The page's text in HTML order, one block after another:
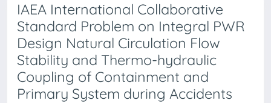
IAEA International Collaborative
Standard Problem on Integral PWR
Design Natural Circulation Flow
Stability and Thermo-hydraulic
Coupling of Containment and
Primary System during Accidents